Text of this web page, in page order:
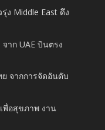
ง Middle East ดึง
าก UAE บินตรง
จากการจัดอันดับ
พื่อสุขภาพ งาน